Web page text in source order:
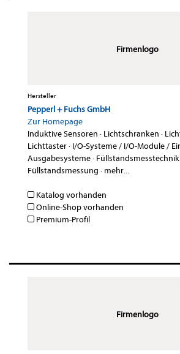
Firmenlogo
Hersteller
Pepperl + Fuchs GmbH
Zur Homepage
Induktive Sensoren · Lichtschranken ·
Lichttaster· I/O-Systeme / I/O-Module /
Ausgabesysteme·
Füllstandsmessung · mehr...
Katalog vorhanden
Online-Shop vorhanden
Premium-Profil
Firmenlogo